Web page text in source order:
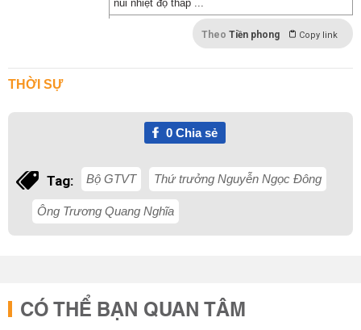
núi nhiệt độ thấp ...
Theo Tiền phong Copy link
THỜI SỰ
0Chia sẻ
Tag: Bộ GTVT Thứ trưởng Nguyễn Ngọc Đông
Ông Trương Quang Nghĩa
CÓ THỂ BẠN QUAN TÂM